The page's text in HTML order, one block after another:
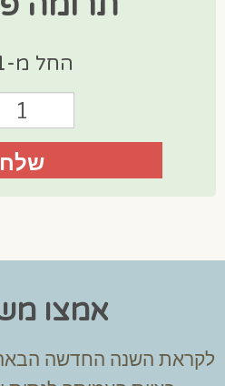
החל מ-1 ₪
אמצו
לקראת השנה החדשה הבאה